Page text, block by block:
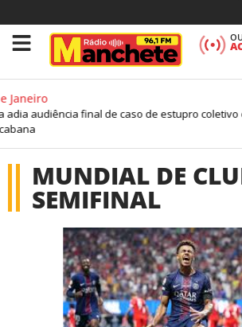
Janeiro
adia audiência final de caso de estupro coletivo
MUNDIAL DE
SEMIFINAL